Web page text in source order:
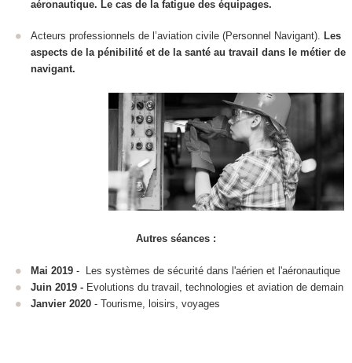
aéronautique. Le cas de la fatigue des équipages.
Acteurs professionnels de l’aviation civile (Personnel Navigant). Les
aspects de la pénibilité et de la santé au travail dans le métier de
navigant.
Autres séances :
Mai 2019 - Les systèmes de sécurité dans l'aérien et l'aéronautique
Juin 2019 - Evolutions du travail, technologies et aviation de demain
Janvier 2020 - Tourisme, loisirs, voyages